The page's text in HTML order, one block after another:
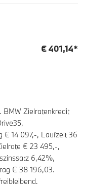
€401,14*
BMW Zielratenkredit
€ 14 097,-, Laufzeit36
€ 23 495,-,
6,42%,
€ 38 196,03.